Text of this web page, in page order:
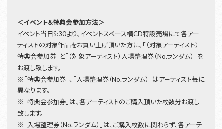
＜イベント＆特典会参加方法＞
イベント当日9:30より、イベントスペース横CD特設売場にて各アー
ティストの対象作品をお買い上げ頂いた方に、「（対象アーティスト）
特典会参加券」と「（対象アーティスト）入場整理券（No.ランダム）」を
お渡し致します。
※「特典会参加券」、「入場整理券（No.ランダム）」はアーティスト毎に
異なります。
※「特典会参加券」は、各アーティストのご購入頂いた枚数分お渡し
致します。
※「入場整理券（No.ランダム）」は、ご購入枚数に関わらず、各アーテ